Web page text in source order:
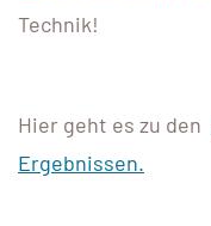
Technik!
Hier geht es zu den
Ergebnissen.